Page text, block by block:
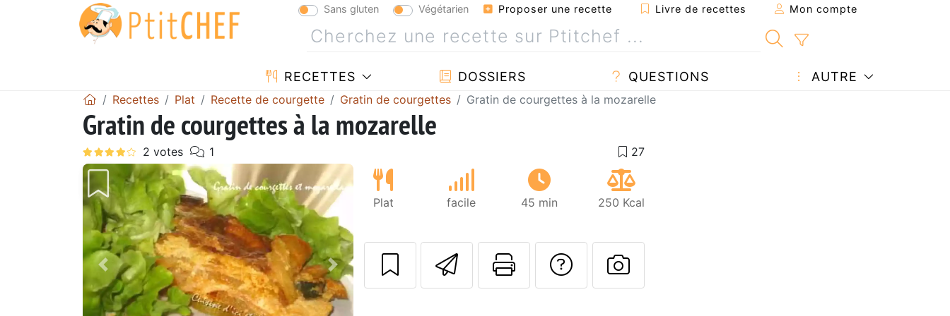
Sans gluten Végétarien Proposer une recette Livre de recettes Mon compte
RECETTES DOSSIERS QUESTIONS AUTRE
Recettes Plat Recette de courgette Gratin de courgettes Gratin de courgettes à la mozarelle
Gratin de courgettes à la mozarelle
Précédent Suivant
Plat facile 45 min 250 Kcal
Envoyer cette recette à un ami
Imprimer cette page
Poser une question à l'auteur
Publier votre photo de cette